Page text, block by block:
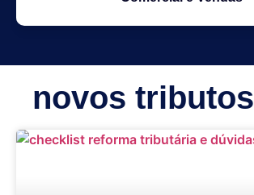
novos tributos